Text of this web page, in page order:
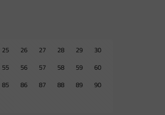
25 26 27 28 29
30
55 56 57 58 59
60
85 86 87 88 89
90